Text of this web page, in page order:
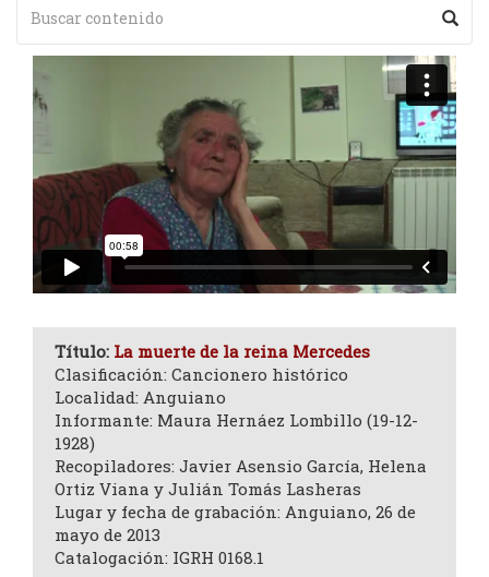
Título: La muerte de la reina Mercedes
Clasificación: Cancionero histórico
Localidad: Anguiano
Informante: Maura Hernáez Lombillo (19-12-
1928)
Recopiladores: Javier Asensio García, Helena
Ortiz Viana y Julián Tomás Lasheras
Lugar y fecha de grabación: Anguiano, 26 de
mayo de 2013
Catalogación: IGRH 0168.1